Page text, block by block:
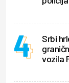
Srbi
vozila